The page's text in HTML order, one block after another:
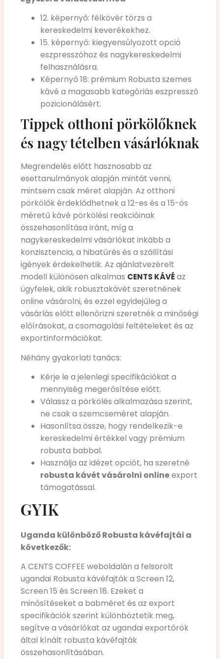
12. képernyő: félkövér törzs a
kereskedelmi keverékekhez.
15. képernyő: kiegyensúlyozott opció
eszpresszóhoz és nagykereskedelmi
felhasználásra.
Képernyő 18: prémium Robusta szemes
kávé a magasabb kategóriás eszpresszó
pozicionálásért.
Tippek otthoni pörkölőknek
és nagy tételben vásárlóknak
Megrendelés előtt hasznosabb az
esettanulmányok alapján mintát venni,
mintsem csak méret alapján. Az otthoni
pörkölők érdeklődhetnek a 12-es és a 15-ös
méretű kávé pörkölési reakcióinak
összehasonlítása iránt, míg a
nagykereskedelmi vásárlókat inkább a
konzisztencia, a hibatűrés és a szállítási
igények érdekelhetik. Az ajánlatvezérelt
modell különösen alkalmas CENTS KÁVÉaz
ügyfelek, akik robusztakávét szeretnének
online vásárolni, és ezzel egyidejűleg a
vásárlás előtt ellenőrizni szeretnék a minőségi
előírásokat, a csomagolási feltételeket és az
exportinformációkat.
Néhány gyakorlati tanács:
Kérje le a jelenlegi specifikációkat a
mennyiség megerősítése előtt.
Válassz a pörkölés alkalmazása szerint,
ne csak a szemcseméret alapján.
Hasonlítsa össze, hogy rendelkezik-e
kereskedelmi értékkel vagy prémium
robusta babbal.
Használja az idézet opciót, ha szeretné
robusta kávét vásárolni onlineexport
támogatással.
GYIK
Uganda különböző Robusta kávéfajtái a
következők:
A CENTS COFFEE weboldalán a felsorolt
ugandai Robusta kávéfajták a Screen 12,
Screen 15 és Screen 18. Ezeket a
minősítéseket a babméret és az export
specifikációk szerint különböztetik meg,
segítve a vásárlókat az ugandai exportőrök
által kínált robusta kávéfajták
összehasonlításában.